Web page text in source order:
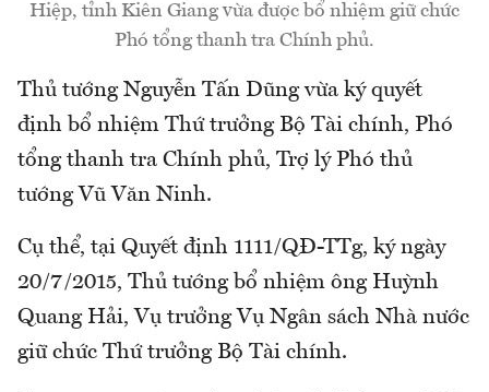
Hiệp, tỉnh Kiên Giang vừa được bổ nhiệm giữ chức
Phó tổng thanh tra Chính phủ.
Thủ tướng Nguyễn Tấn Dũng vừa ký quyết
định bổ nhiệm Thứ trưởng Bộ Tài chính, Phó
tổng thanh tra Chính phủ, Trợ lý Phó thủ
tướng Vũ Văn Ninh.
Cụ thể, tại Quyết định 1111/QĐ-TTg, ký ngày
20/7/2015, Thủ tướng bổ nhiệm ông Huỳnh
Quang Hải, Vụ trưởng Vụ Ngân sách Nhà nước
giữ chức Thứ trưởng Bộ Tài chính.